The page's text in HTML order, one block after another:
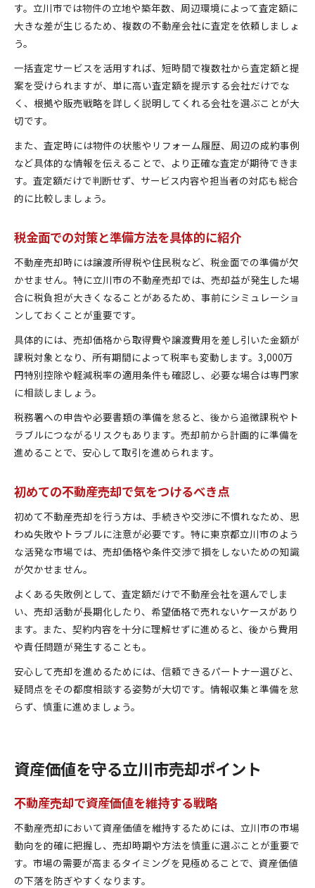
す。立川市では物件の立地や築年数、周辺環境によって査定額に
大きな差が生じるため、複数の不動産会社に査定を依頼しましょ
う。
一括査定サービスを活用すれば、短時間で複数社から査定額と提
案を受けられますが、単に高い査定額を提示する会社だけでな
く、根拠や販売戦略を詳しく説明してくれる会社を選ぶことが大
切です。
また、査定時には物件の状態やリフォーム履歴、周辺の成約事例
など具体的な情報を伝えることで、より正確な査定が期待できま
す。査定額だけで判断せず、サービス内容や担当者の対応も総合
的に比較しましょう。
税金面での対策と準備方法を具体的に紹介
不動産売却時には譲渡所得税や住民税など、税金面での準備が欠
かせません。特に立川市の不動産売却では、売却益が発生した場
合に税負担が大きくなることがあるため、事前にシミュレーショ
ンしておくことが重要です。
具体的には、売却価格から取得費や譲渡費用を差し引いた金額が
課税対象となり、所有期間によって税率も変動します。3,000万
円特別控除や軽減税率の適用条件も確認し、必要な場合は専門家
に相談しましょう。
税務署への申告や必要書類の準備を怠ると、後から追徴課税やト
ラブルにつながるリスクもあります。売却前から計画的に準備を
進めることで、安心して取引を進められます。
初めての不動産売却で気をつけるべき点
初めて不動産売却を行う方は、手続きや交渉に不慣れなため、思
わぬ失敗やトラブルに注意が必要です。特に東京都立川市のよう
な活発な市場では、売却価格や条件交渉で損をしないための知識
が欠かせません。
よくある失敗例として、査定額だけで不動産会社を選んでしま
い、売却活動が長期化したり、希望価格で売れないケースがあり
ます。また、契約内容を十分に理解せずに進めると、後から費用
や責任問題が発生することも。
安心して売却を進めるためには、信頼できるパートナー選びと、
疑問点をその都度相談する姿勢が大切です。情報収集と準備を怠
らず、慎重に進めましょう。
資産価値を守る立川市売却ポイント
不動産売却で資産価値を維持する戦略
不動産売却において資産価値を維持するためには、立川市の市場
動向を的確に把握し、売却時期や方法を慎重に選ぶことが重要で
す。市場の需要が高まるタイミングを見極めることで、資産価値
の下落を防ぎやすくなります。